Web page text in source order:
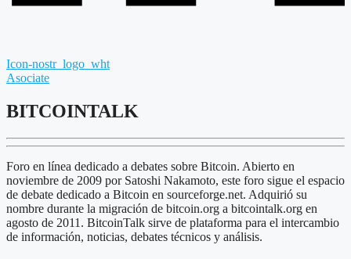
Icon-nostr_logo_wht
Asociate
BITCOINTALK
Foro en línea dedicado a debates sobre Bitcoin. Abierto en
noviembre de 2009 por Satoshi Nakamoto, este foro sigue el espacio
de debate dedicado a Bitcoin en sourceforge.net. Adquirió su
nombre durante la migración de bitcoin.org a bitcointalk.org en
agosto de 2011. BitcoinTalk sirve de plataforma para el intercambio
de información, noticias, debates técnicos y análisis.